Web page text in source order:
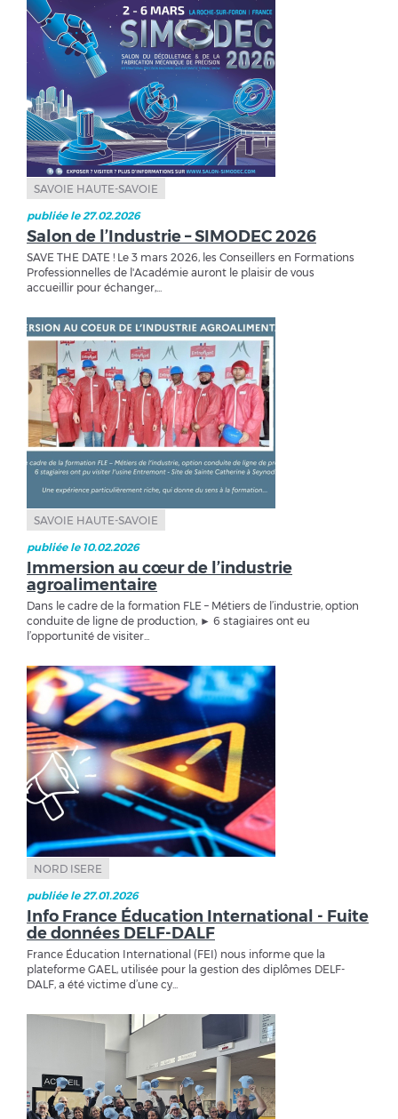
SAVOIE HAUTE-SAVOIE
publiée le 27.02.2026
Salon de l’Industrie – SIMODEC 2026
SAVE THE DATE ! Le 3 mars 2026, les Conseillers en Formations
Professionnelles de l'Académie auront le plaisir de vous
accueillir pour échanger,...
SAVOIE HAUTE-SAVOIE
publiée le 10.02.2026
Immersion au cœur de l’industrie
agroalimentaire
Dans le cadre de la formation FLE – Métiers de l’industrie, option
conduite de ligne de production, ► 6 stagiaires ont eu
l’opportunité de visiter...
NORD ISERE
publiée le 27.01.2026
Info France Éducation International - Fuite
de données DELF-DALF
France Éducation International (FEI) nous informe que la
plateforme GAEL, utilisée pour la gestion des diplômes DELF-
DALF, a été victime d’une cy...